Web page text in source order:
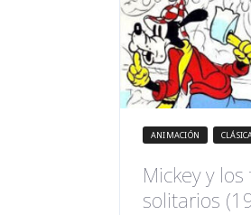
ANIMACIÓN
Mickey y
solitarios